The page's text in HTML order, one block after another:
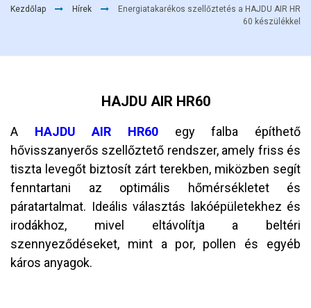
Kezdőlap Hírek
Energiatakarékos szellőztetés a HAJDU AIR HR
60 készülékkel
HAJDU AIR HR60
A HAJDU AIR HR60
egy falba építhető
hővisszanyerős szellőztető rendszer, amely friss és
tiszta levegőt biztosít zárt terekben, miközben segít
fenntartani az optimális hőmérsékletet és
páratartalmat. Ideális választás lakóépületekhez és
irodákhoz, mivel eltávolítja a beltéri
szennyeződéseket, mint a por, pollen és egyéb
káros anyagok.